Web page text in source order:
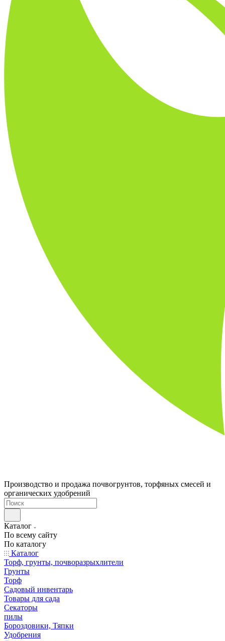
Производство и продажа почвогрунтов, торфяных смесей и
органических удобрений
Каталог
По всему сайту
По каталогу
Каталог
Торф, грунты, почворазрыхлители
Грунты
Торф
Садовый инвентарь
Товары для сада
Секаторы
пилы
Бороздовики, Тяпки
Удобрения